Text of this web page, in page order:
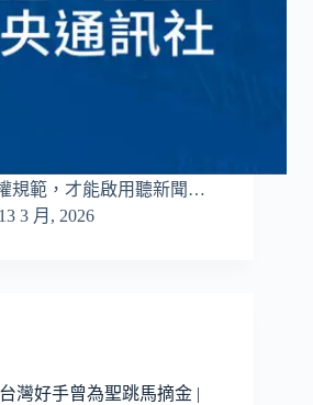
規範，才能啟用聽新聞…
13 3 月, 2026
灣好手曾為聖跳馬摘金 |